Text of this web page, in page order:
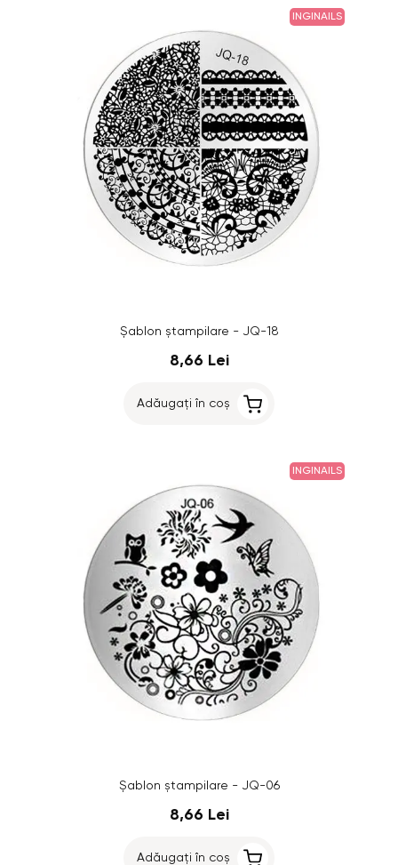
INGINAILS
Șablon ștampilare - JQ-18
8,66 Lei
Adăugați în coș
INGINAILS
Șablon ștampilare - JQ-06
8,66 Lei
Adăugați în coș